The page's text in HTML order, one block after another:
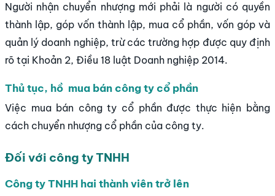
Người nhận chuyển nhượng mới phải là người có quyền
thành lập, góp vốn thành lập, mua cổ phần, vốn góp và
quản lý doanh nghiệp, trừ các trường hợp được quy định
rõ tại Khoản 2, Điều 18 luật Doanh nghiệp 2014.
Thủ tục, hồ mua bán công ty cổ phần
Việc mua bán công ty cổ phần được thực hiện bằng
cách chuyển nhượng cổ phần của công ty.
Đối với công ty TNHH
Công ty TNHH hai thành viên trở lên